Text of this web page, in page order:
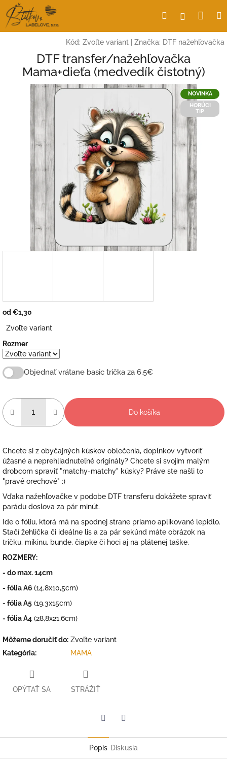
Prejsť
na
obsah
Hľadať
Kód: Zvoľte variant Značka: DTF nažehľovačka
DTF transfer/nažehľovačka
Mama+dieťa (medvedík čistotný)
NOVINKA
HORÚCI
TIP
od€1,30
cena:
Zvoľte variant
Rozmer
Objednať vrátane basic trička za 6.5€
Do košíka
Chcete si z obyčajných kúskov oblečenia, doplnkov vytvoriť
úžasné a neprehliadnuteľné originály? Chcete si svojim malým
drobcom spraviť "matchy-matchy" kúsky? Práve ste našli to
"pravé orechové" :)
Vďaka nažehľovačke v podobe DTF transferu dokážete spraviť
parádu doslova za pár minút.
Ide o fóliu, ktorá má na spodnej strane priamo aplikované lepidlo.
Stačí žehlička či ideálne lis a za pár sekúnd máte obrázok na
tričku, mikinu, bunde, čiapke či hoci aj na plátenej taške.
ROZMERY:
- do max. 14cm
- fólia A6 (14,8x10,5cm)
- fólia A5 (19,3x15cm)
- fólia A4 (28,8x21,6cm)
Môžeme doručiť do: Zvoľte variant
Kategória: MAMA
OPÝTAŤ SA STRÁŽIŤ
Popis Diskusia